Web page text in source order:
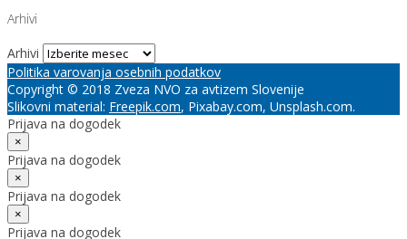
Arhivi
Arhivi
Politika varovanja osebnih podatkov
Copyright © 2018 Zveza NVO za avtizem Slovenije
Slikovni material: Freepik.com, Pixabay.com, Unsplash.com.
Prijava na dogodek
×
Prijava na dogodek
×
Prijava na dogodek
×
Prijava na dogodek